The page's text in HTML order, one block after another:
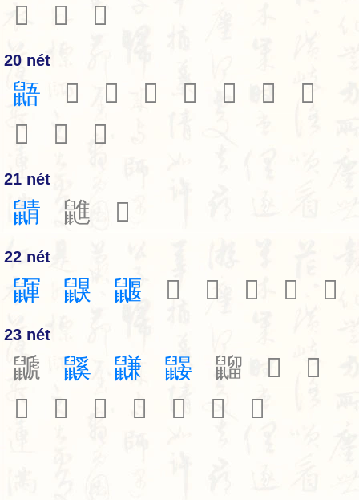
𪕘
𪕙 𪕟
20 nét
鼯 𪕚 𪕛 𪕜 𪕞 𪕡 𪕢
𪕣
𪕤
𪕥 𪕧
21 nét
鼱 䶆 𪕪
22 nét
鼲 鼳 鼴 𪕬 𪕮 𪕯 𪕱 𪕳
23 nét
鼶 鼷 鼸 鼹 䶉 𪕵
𪕶
𪕷
𪕸 𪕺 𪕻 𪕼 𪕽 𪕾